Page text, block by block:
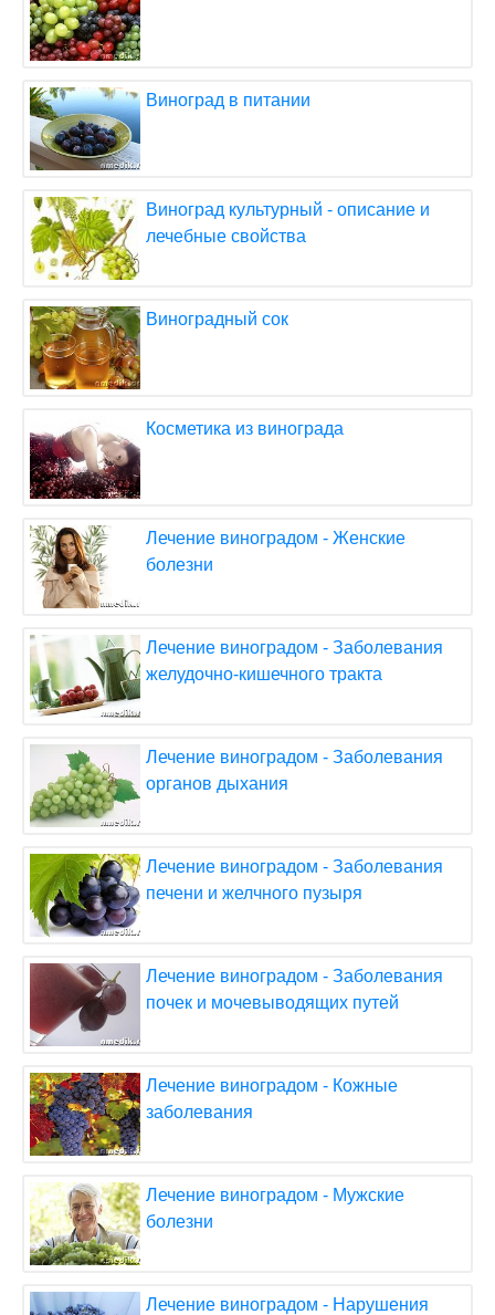
Виноград в питании
Виноград культурный - описание и
лечебные свойства
Виноградный сок
Косметика из винограда
Лечение виноградом - Женские
болезни
Лечение виноградом - Заболевания
желудочно-кишечного тракта
Лечение виноградом - Заболевания
органов дыхания
Лечение виноградом - Заболевания
печени и желчного пузыря
Лечение виноградом - Заболевания
почек и мочевыводящих путей
Лечение виноградом - Кожные
заболевания
Лечение виноградом - Мужские
болезни
Лечение виноградом - Нарушения